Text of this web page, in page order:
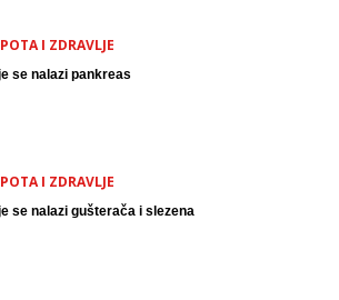
I ZDRAVLJE
se nalazi pankreas
I ZDRAVLJE
se nalazi gušterača i slezena